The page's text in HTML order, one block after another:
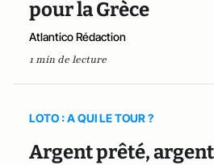
pour la Grèce
Atlantico Rédaction
1 min de lecture
LOTO : A QUI LE TOUR ?
Argent prêté,